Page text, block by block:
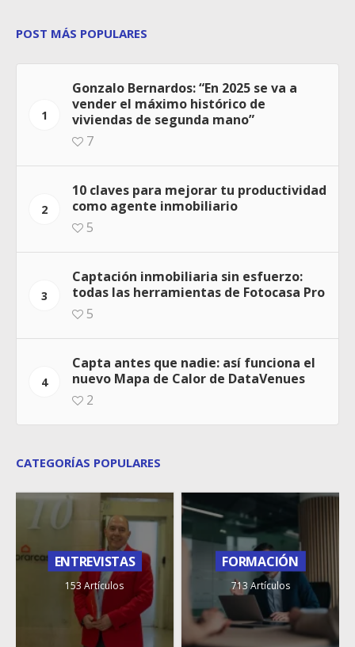
POST MÁS POPULARES
1
Gonzalo Bernardos: “En 2025 se va a
vender el máximo histórico de
viviendas de segunda mano”
7
2
10 claves para mejorar tu productividad
como agente inmobiliario
5
3
Captación inmobiliaria sin esfuerzo:
todas las herramientas de Fotocasa Pro
5
4
Capta antes que nadie: así funciona el
nuevo Mapa de Calor de DataVenues
2
CATEGORÍAS POPULARES
ENTREVISTAS
153 Artículos
FORMACIÓN
713 Artículos